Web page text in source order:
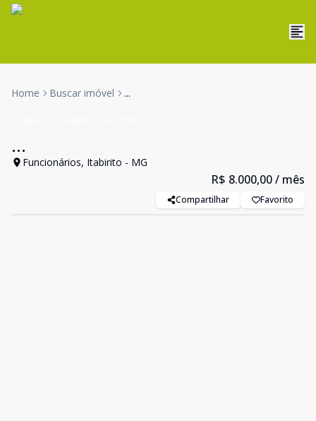
Home Buscar imóvel ...
...
Funcionários, Itabirito - MG
R$ 8.000,00/ mês
Compartilhar Favorito